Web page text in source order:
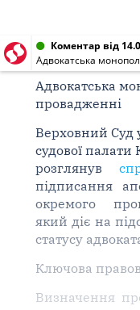
Коментар від
Адвокатська
Адвокатська
провадженні
Верховний Суд у
судової палати
розглянув
підписання
окремого
який діє на
статусу
Ключова
Визначення